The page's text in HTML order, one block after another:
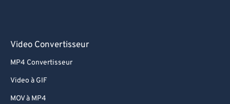
Video Convertisseur
MP4 Convertisseur
Video à GIF
MOV à MP4